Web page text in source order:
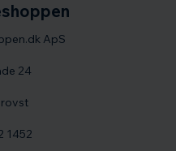
ApS
24
1452